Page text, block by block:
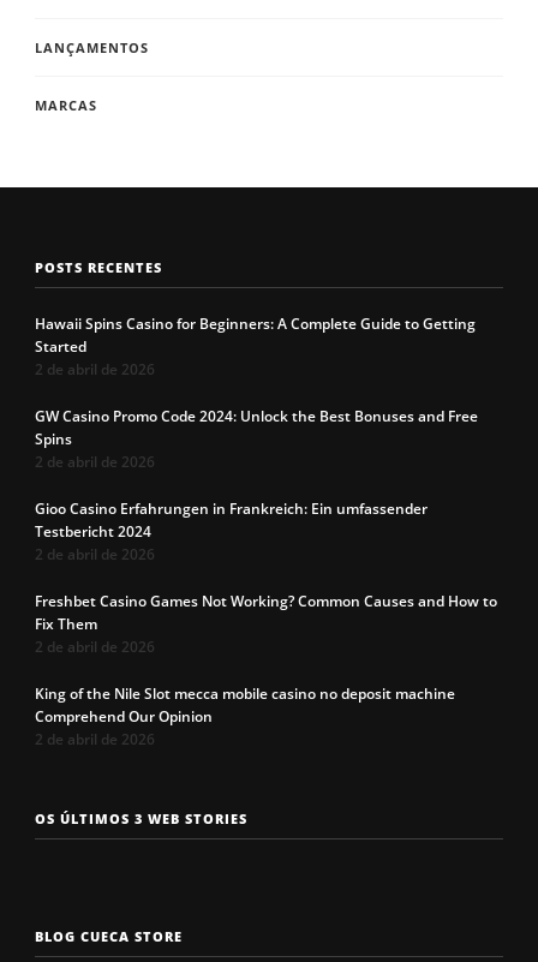
LANÇAMENTOS
MARCAS
POSTS RECENTES
Hawaii Spins Casino for Beginners: A Complete Guide to Getting
Started
2 de abril de 2026
GW Casino Promo Code 2024: Unlock the Best Bonuses and Free
Spins
2 de abril de 2026
Gioo Casino Erfahrungen in Frankreich: Ein umfassender
Testbericht 2024
2 de abril de 2026
Freshbet Casino Games Not Working? Common Causes and How to
Fix Them
2 de abril de 2026
King of the Nile Slot mecca mobile casino no deposit machine
Comprehend Our Opinion
2 de abril de 2026
OS ÚLTIMOS 3 WEB STORIES
Os 7 tipos de
rosto
Cueca com
enchimento
a cueca
Roberto
BLOG CUECA STORE